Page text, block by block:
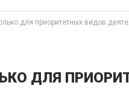
для приоритетных видов
ДЛЯ